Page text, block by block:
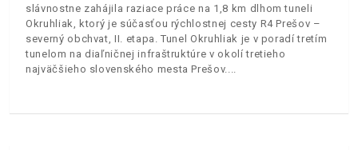
slávnostne zahájila raziace práce na 1,8 km dlhom tuneli
Okruhliak, ktorý je súčasťou rýchlostnej cesty R4 Prešov –
severný obchvat, II. etapa. Tunel Okruhliak je v poradí tretím
tunelom na diaľničnej infraštruktúre v okolí tretieho
najväčšieho slovenského mesta Prešov.